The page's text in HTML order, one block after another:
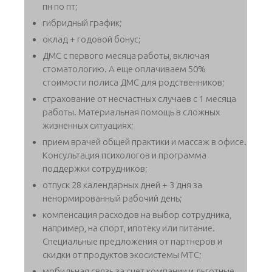
пн по пт;
гибридный график;
оклад + годовой бонус;
ДМС с первого месяца работы, включая
стоматологию. А еще оплачиваем 50%
стоимости полиса ДМС для родственников;
страхование от несчастных случаев с 1 месяца
работы. Материальная помощь в сложных
жизненных ситуациях;
прием врачей общей практики и массаж в офисе.
Консультация психологов и программа
поддержки сотрудников;
отпуск 28 календарных дней + 3 дня за
ненормированный рабочий день;
компенсация расходов на выбор сотрудника,
например, на спорт, ипотеку или питание.
Специальные предложения от партнеров и
скидки от продуктов экосистемы МТС;